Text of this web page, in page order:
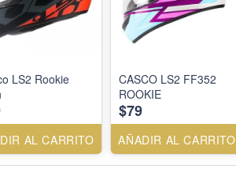
LS2 Rookie
AL CARRITO
CASCO LS2 FF352
ROOKIE
$79
AÑADIR AL CARRITO